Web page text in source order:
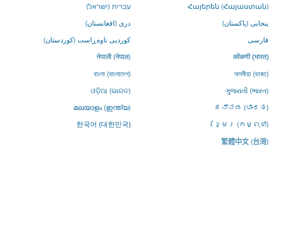
Հայերեն (Հայաստան)
עברית (ישראל)
پنجابی (پاکستان)
درى (افغانستان)
فارسى
کوردیی ناوەڕاست (کوردستان)
कोंकणी (भारत)
नेपाली (नेपाल)
অসমীয়া (ভাৰত)
বাংলা (বাংলাদেশ)
ગુજરાતી (ભારત)
ଓଡ଼ିଆ (ଭାରତ)
ಕನ್ನಡ (ಭಾರತ)
മലയാളം (ഇന്ത്യ)
ខ្មែរ (កម្ពុជា)
한국어 (대한민국)
繁體中文 (台灣)